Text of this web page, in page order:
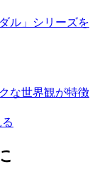
ル」シリーズを
な世界観が特徴